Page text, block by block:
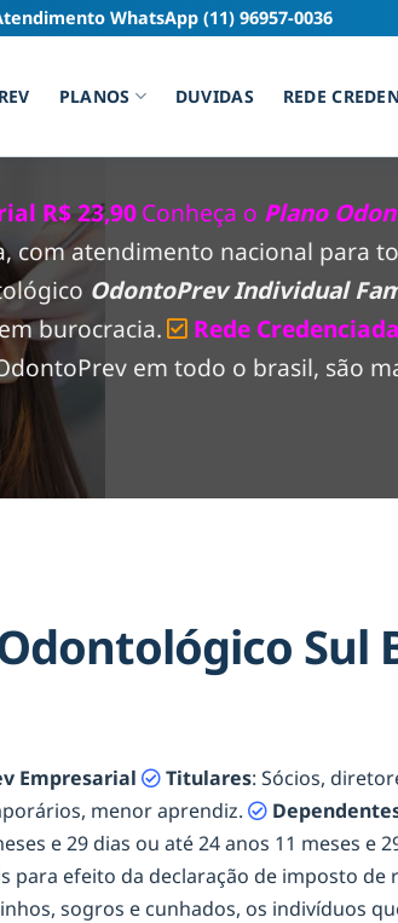
WhatsApp (11) 96957-0036
PLANOS DUVIDAS REDE
R$ 23,90Conheça o Plano
com atendimento nacional para
OdontoPrev Individual
burocracia.
Rede
em todo o brasil, são
Sul
Empresarial Titulares: Sócios,
menor aprendiz.
e 29 dias ou até 24 anos 11 meses e
para efeito da declaração de imposto de
sogros e cunhados, os indivíduos